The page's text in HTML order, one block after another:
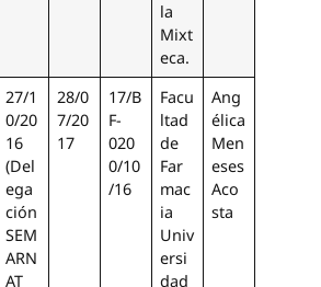
la
Mixt
eca.
27/1
0/20
16
(Del
ega
ción
SEM
ARN
AT
28/0
7/20
17
17/B
F-
020
0/10
/16
Facu
ltad
de
Far
mac
ia
Univ
ersi
dad
Ang
élica
Men
eses
Aco
sta